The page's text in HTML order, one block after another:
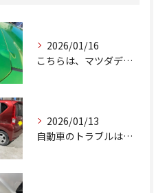
2026/01/16
こちらは、マツダデミオのゲートのルーフスポイラーで、経年劣化...
2026/01/13
自動車のトラブルは、日常生活において避けられない出来事の一つ...